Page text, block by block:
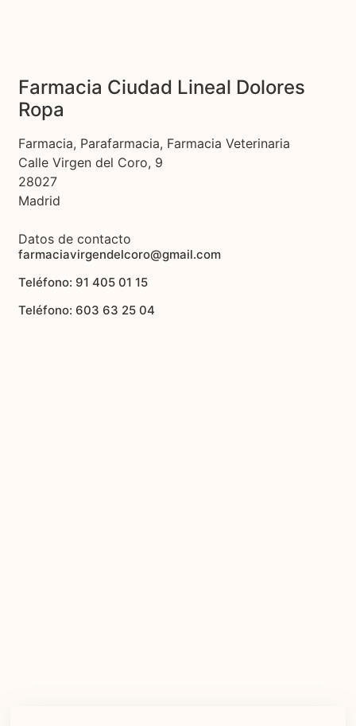
Farmacia Ciudad Lineal Dolores
Ropa
Farmacia, Parafarmacia, Farmacia Veterinaria
Calle Virgen del Coro, 9
28027
Madrid
Datos de contacto
farmaciavirgendelcoro@gmail.com
Teléfono: 91 405 01 15
Teléfono: 603 63 25 04